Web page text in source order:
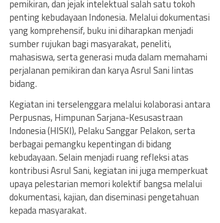
pemikiran, dan jejak intelektual salah satu tokoh
penting kebudayaan Indonesia. Melalui dokumentasi
yang komprehensif, buku ini diharapkan menjadi
sumber rujukan bagi masyarakat, peneliti,
mahasiswa, serta generasi muda dalam memahami
perjalanan pemikiran dan karya Asrul Sani lintas
bidang.
Kegiatan ini terselenggara melalui kolaborasi antara
Perpusnas, Himpunan Sarjana-Kesusastraan
Indonesia (HISKI), Pelaku Sanggar Pelakon, serta
berbagai pemangku kepentingan di bidang
kebudayaan. Selain menjadi ruang refleksi atas
kontribusi Asrul Sani, kegiatan ini juga memperkuat
upaya pelestarian memori kolektif bangsa melalui
dokumentasi, kajian, dan diseminasi pengetahuan
kepada masyarakat.